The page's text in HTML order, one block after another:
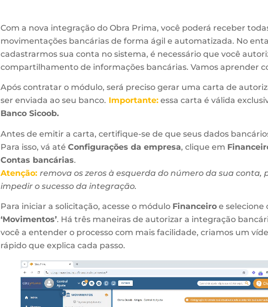
Com a nova integração do Obra Prima, você poderá receber
movimentações bancárias de forma ágil e automatizada. No
cadastrarmos sua conta no sistema, é necessário que você
compartilhamento de informações bancárias. Vamos aprender
Após contratar o módulo, será preciso gerar uma carta de
ser enviada ao seu banco. Importante:essa carta é válida
Banco Sicoob.
Antes de emitir a carta, certifique-se de que seus dados
Para isso, vá até Configurações da empresa, clique em
Contas bancárias.
Atenção: remova os zeros à esquerda do número da sua conta,
impedir o sucesso da integração.
Para iniciar a solicitação, acesse o módulo Financeiroe selecione
‘Movimentos’. Há três maneiras de autorizar a integração
você a entender o processo com mais facilidade, criamos um
rápido que explica cada passo.